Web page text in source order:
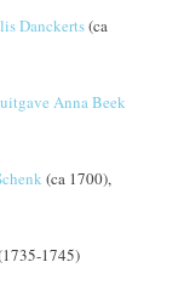
Danckerts(ca
uitgave Anna Beek
(ca 1700),
1745)